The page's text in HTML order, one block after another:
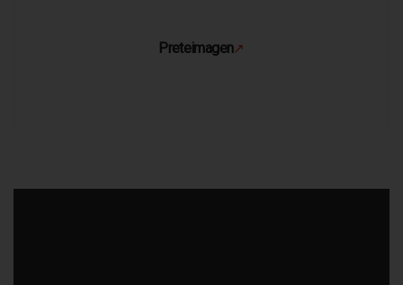
Preteimagen↗
Se abre en una pestaña nueva